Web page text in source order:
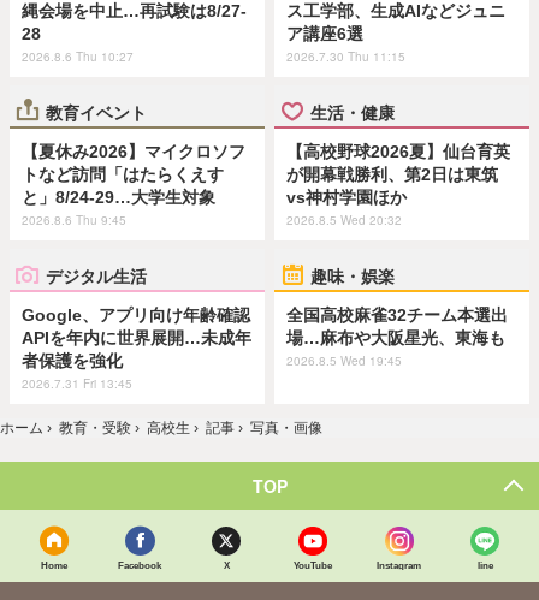
縄会場を中止…再試験は8/27-
28
2026.8.6 Thu 10:27
ス工学部、生成AIなどジュニ
ア講座6選
2026.7.30 Thu 11:15
教育イベント
【夏休み2026】マイクロソフ
トなど訪問「はたらくえす
と」8/24-29…大学生対象
2026.8.6 Thu 9:45
生活・健康
【高校野球2026夏】仙台育英
が開幕戦勝利、第2日は東筑
vs神村学園ほか
2026.8.5 Wed 20:32
デジタル生活
Google、アプリ向け年齢確認
APIを年内に世界展開…未成年
者保護を強化
2026.7.31 Fri 13:45
趣味・娯楽
全国高校麻雀32チーム本選出
場…麻布や大阪星光、東海も
2026.8.5 Wed 19:45
ホーム › 教育・受験 › 高校生 › 記事 › 写真・画像
TOP
Home Facebook X YouTube Instagram line